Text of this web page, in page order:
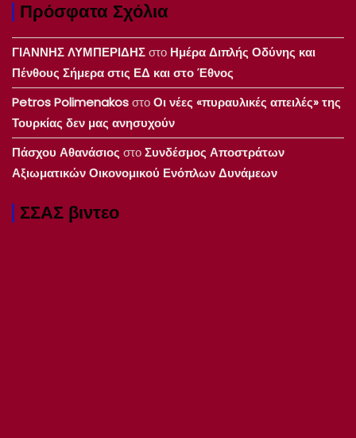
Πρόσφατα Σχόλια
ΓΙΑΝΝΗΣ ΛΥΜΠΕΡΙΔΗΣστο Ημέρα Διπλής Οδύνης και
Πένθους Σήμερα στις ΕΔ και στο Έθνος
Petros PolimenakosστοΟι νέες «πυραυλικές απειλές» της
Τουρκίας δεν μας ανησυχούν
Πάσχου Αθανάσιος στοΣυνδέσμος Αποστράτων
Αξιωματικών Οικονομικού Ενόπλων Δυνάμεων
ΣΣΑΣ βιντεο